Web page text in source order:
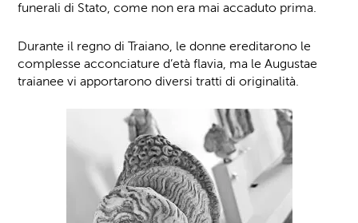
funerali di Stato, come non era mai accaduto prima.
Durante il regno di Traiano, le donne ereditarono le
complesse acconciature d’età flavia, ma le Augustae
traianee vi apportarono diversi tratti di originalità.